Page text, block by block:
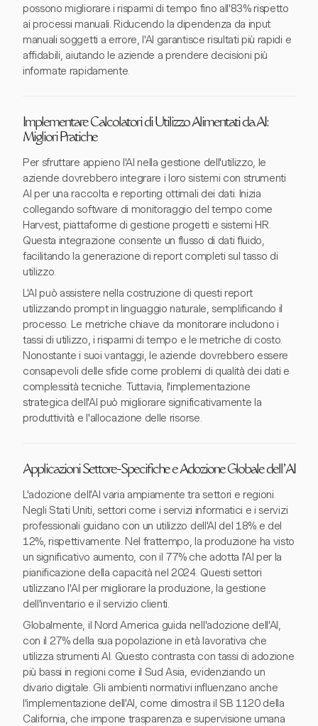
possono migliorare i risparmi di tempo fino all'83% rispetto
ai processi manuali. Riducendo la dipendenza da input
manuali soggetti a errore, l'AI garantisce risultati più rapidi e
affidabili, aiutando le aziende a prendere decisioni più
informate rapidamente.
Implementare Calcolatori di Utilizzo Alimentati da AI:
Migliori Pratiche
Per sfruttare appieno l'AI nella gestione dell'utilizzo, le
aziende dovrebbero integrare i loro sistemi con strumenti
AI per una raccolta e reporting ottimali dei dati. Inizia
collegando software di monitoraggio del tempo come
Harvest, piattaforme di gestione progetti e sistemi HR.
Questa integrazione consente un flusso di dati fluido,
facilitando la generazione di report completi sul tasso di
utilizzo.
L'AI può assistere nella costruzione di questi report
utilizzando prompt in linguaggio naturale, semplificando il
processo. Le metriche chiave da monitorare includono i
tassi di utilizzo, i risparmi di tempo e le metriche di costo.
Nonostante i suoi vantaggi, le aziende dovrebbero essere
consapevoli delle sfide come problemi di qualità dei dati e
complessità tecniche. Tuttavia, l'implementazione
strategica dell'AI può migliorare significativamente la
produttività e l'allocazione delle risorse.
Applicazioni Settore-Specifiche e Adozione Globale dell'AI
L'adozione dell'AI varia ampiamente tra settori e regioni.
Negli Stati Uniti, settori come i servizi informatici e i servizi
professionali guidano con un utilizzo dell'AI del 18% e del
12%, rispettivamente. Nel frattempo, la produzione ha visto
un significativo aumento, con il 77% che adotta l'AI per la
pianificazione della capacità nel 2024. Questi settori
utilizzano l'AI per migliorare la produzione, la gestione
dell'inventario e il servizio clienti.
Globalmente, il Nord America guida nell'adozione dell'AI,
con il 27% della sua popolazione in età lavorativa che
utilizza strumenti AI. Questo contrasta con tassi di adozione
più bassi in regioni come il Sud Asia, evidenziando un
divario digitale. Gli ambienti normativi influenzano anche
l'implementazione dell'AI, come dimostra il SB 1120 della
California, che impone trasparenza e supervisione umana